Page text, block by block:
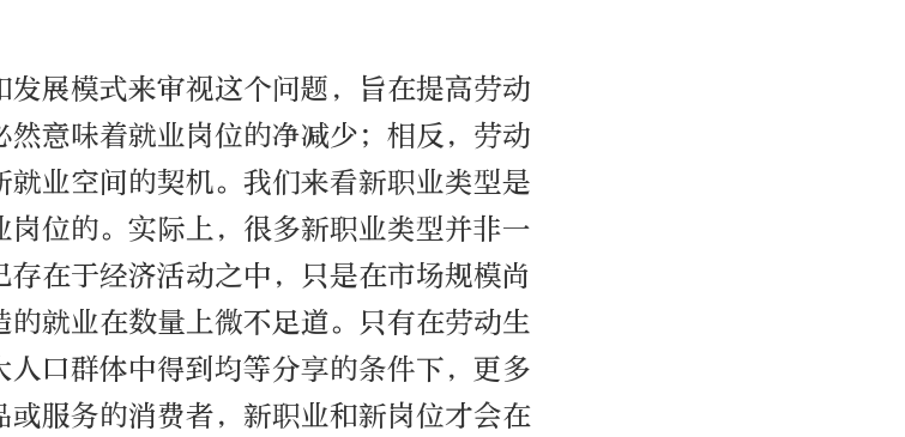
展模式来审视这个问题，旨在提高劳动
意味着就业岗位的净减少；相反，劳动
业空间的契机。我们来看新职业类型是
位的。实际上，很多新职业类型并非一
在于经济活动之中，只是在市场规模尚
就业在数量上微不足道。只有在劳动生
人口群体中得到均等分享的条件下，更多
或服务的消费者，新职业和新岗位才会在